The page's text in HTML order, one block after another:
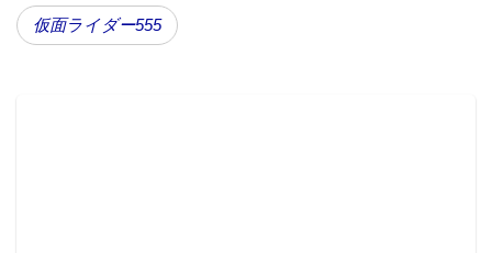
仮面ライダー555